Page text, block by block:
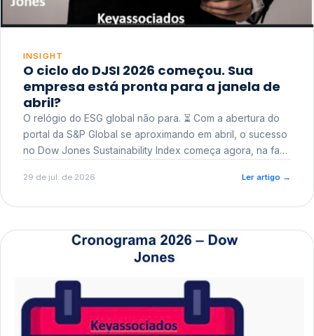
INSIGHT
O ciclo do DJSI 2026 começou. Sua
empresa está pronta para a janela de
abril?
O relógio do ESG global não para. ⏳ Com a abertura do
portal da S&P Global se aproximando em abril, o sucesso
no Dow Jones Sustainability Index começa agora, na fase
29 de jul. de 2026 Ler artigo →